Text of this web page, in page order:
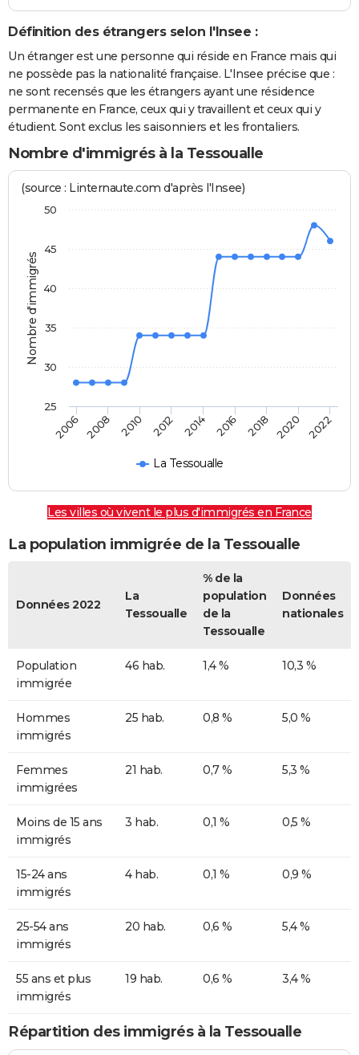
Définition des étrangers selon l'Insee :
Un étranger est une personne qui réside en France mais qui
ne possède pas la nationalité française. L'Insee précise que :
ne sont recensés que les étrangers ayant une résidence
permanente en France, ceux qui y travaillent et ceux qui y
étudient. Sont exclus les saisonniers et les frontaliers.
Nombre d'immigrés à la Tessoualle
Nombre d'immigrés
(source : Linternaute.com d'après l'Insee)
La Tessoualle
2006 2008 2010 2012 2014 2016 2018 2020 2022
25
30
35
40
45
50
Les villes où vivent le plus d'immigrés en France
La population immigrée de la Tessoualle
Données 2022
La
Tessoualle
% de la
population
de la
Tessoualle
Données
nationales
Population
immigrée
46 hab. 1,4 % 10,3 %
Hommes
immigrés
25 hab. 0,8 % 5,0 %
Femmes
immigrées
21 hab. 0,7 % 5,3 %
Moins de 15 ans
immigrés
3 hab. 0,1 % 0,5 %
15-24 ans
immigrés
4 hab. 0,1 % 0,9 %
25-54 ans
immigrés
20 hab. 0,6 % 5,4 %
55 ans et plus
immigrés
19 hab. 0,6 % 3,4 %
Répartition des immigrés à la Tessoualle